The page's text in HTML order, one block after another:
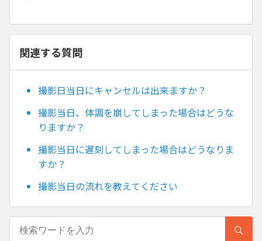
関連する質問
撮影日当日にキャンセルは出来ますか？
撮影当日、体調を崩してしまった場合はどうな
りますか？
撮影当日に遅刻してしまった場合はどうなりま
すか？
撮影当日の流れを教えてください